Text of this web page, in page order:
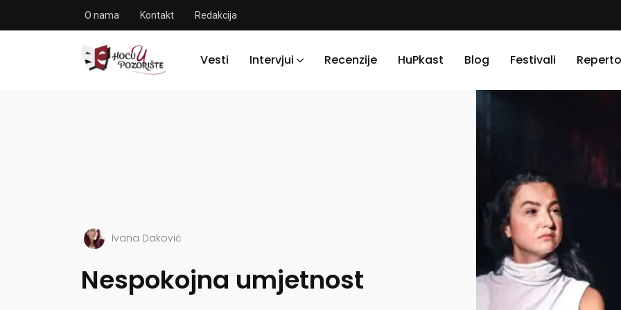
O nama Kontakt Redakcija
Vesti Intervjui Recenzije HuPkast Blog Festivali
Ivana Daković
Nespokojna umjetnost